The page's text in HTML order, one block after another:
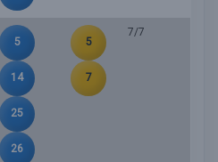
5
14
25
26
5
7
7/7